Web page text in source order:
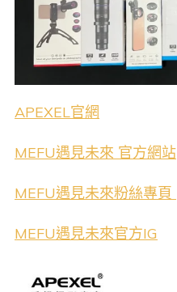
APEXEL官網
MEFU遇見未來 官方網站
MEFU遇見未來粉絲專頁
MEFU遇見未來官方IG